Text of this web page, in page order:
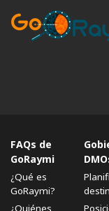
FAQs de
GoRaymi
¿Qué es
GoRaymi?
¿Quiénes